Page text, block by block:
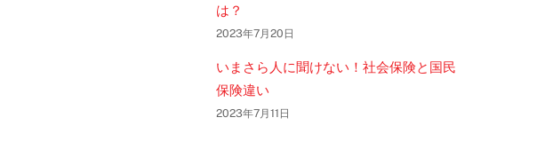
は？
2023年7月20日
いまさら人に聞けない！社会保険と国民
保険違い
2023年7月11日